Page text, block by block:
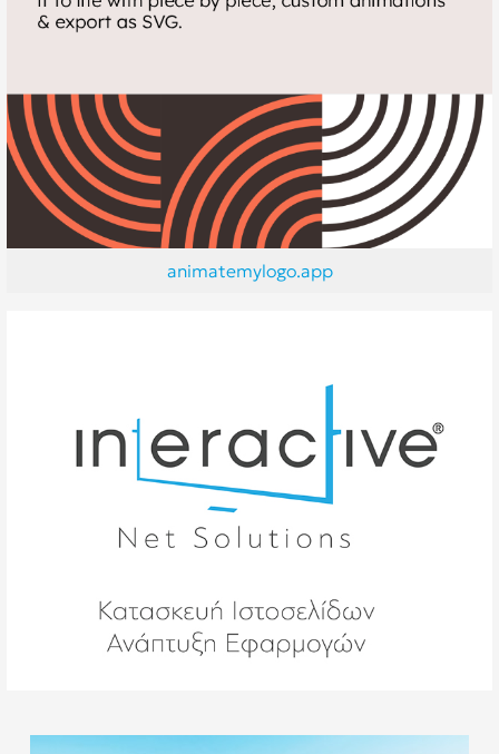
animatemylogo.app